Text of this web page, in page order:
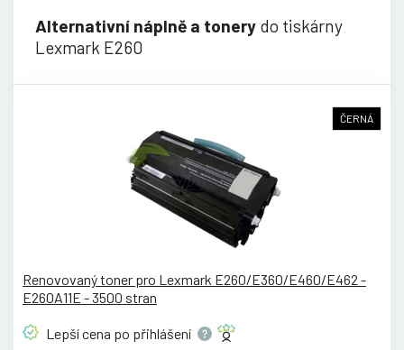
Alternativní náplně a tonery do tiskárny
Lexmark E260
ČERNÁ
Renovovaný toner pro Lexmark E260/E360/E460/E462 -
E260A11E - 3500 stran
Lepší cena po přihlášení